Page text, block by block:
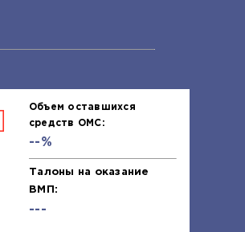
Объем оставшихся
средств ОМС:
--%
Талоны на оказание
ВМП:
---